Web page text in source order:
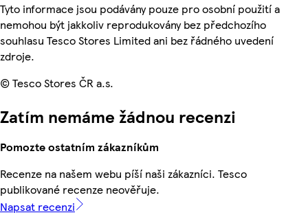
Tyto informace jsou podávány pouze pro osobní použití a
nemohou být jakkoliv reprodukovány bez předchozího
souhlasu Tesco Stores Limited ani bez řádného uvedení
zdroje.
© Tesco Stores ČR a.s.
Zatím nemáme žádnou recenzi
Pomozte ostatním zákazníkům
Recenze na našem webu píší naši zákazníci. Tesco
publikované recenze neověřuje.
Napsat recenzi